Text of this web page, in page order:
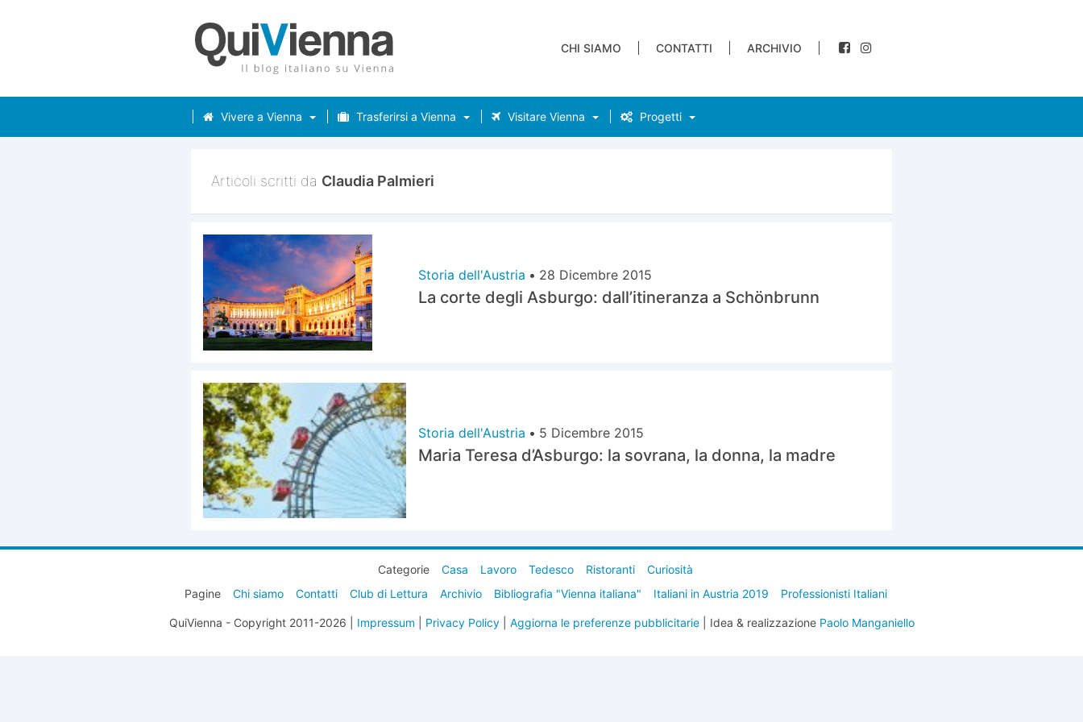
CHI SIAMO CONTATTI ARCHIVIO
Vivere a Vienna Trasferirsi a Vienna Visitare Vienna Progetti
Articoli scritti da Claudia Palmieri
Storia dell'Austria • 28 Dicembre 2015
La corte degli Asburgo: dall’itineranza a Schönbrunn
Storia dell'Austria • 5 Dicembre 2015
Maria Teresa d’Asburgo: la sovrana, la donna, la madre
Categorie Casa Lavoro Tedesco Ristoranti
Curiosità
Pagine
Chi siamo Contatti Club di Lettura Archivio Bibliografia "Vienna italiana" Italiani in Austria 2019 Professionisti Italiani
QuiVienna - Copyright 2011-2026 | Impressum Privacy Policy| Aggiorna le preferenze pubblicitarie| Idea & realizzazione Paolo Manganiello